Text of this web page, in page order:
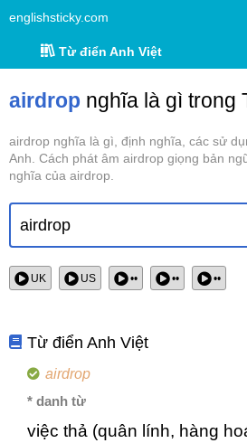
englishsticky.com
Từ điển Anh Việt
airdrop nghĩa là gì trong
airdrop nghĩa là gì, định nghĩa, các sử
Anh. Cách phát âm airdrop giọng bản
nghĩa của airdrop.
UK US •• •• ••
Từ điển Anh Việt
airdrop
* danh từ
việc thả (quân lính, hàng